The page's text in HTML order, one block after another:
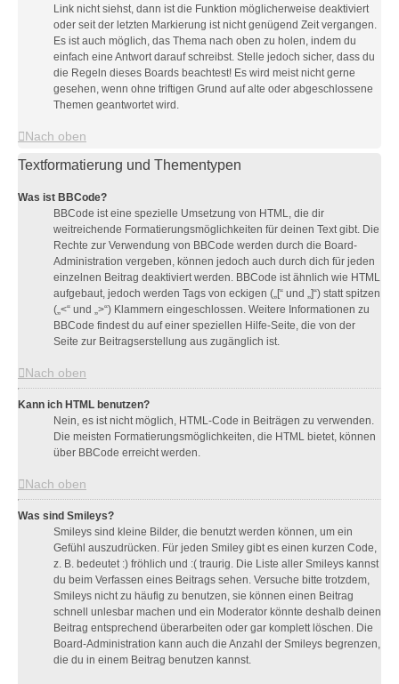
Link nicht siehst, dann ist die Funktion möglicherweise deaktiviert
oder seit der letzten Markierung ist nicht genügend Zeit vergangen.
Es ist auch möglich, das Thema nach oben zu holen, indem du
einfach eine Antwort darauf schreibst. Stelle jedoch sicher, dass du
die Regeln dieses Boards beachtest! Es wird meist nicht gerne
gesehen, wenn ohne triftigen Grund auf alte oder abgeschlossene
Themen geantwortet wird.
Nach oben
Textformatierung und Thementypen
Was ist BBCode?
BBCode ist eine spezielle Umsetzung von HTML, die dir
weitreichende Formatierungsmöglichkeiten für deinen Text gibt. Die
Rechte zur Verwendung von BBCode werden durch die Board-
Administration vergeben, können jedoch auch durch dich für jeden
einzelnen Beitrag deaktiviert werden. BBCode ist ähnlich wie HTML
aufgebaut, jedoch werden Tags von eckigen („[“ und „]“) statt spitzen
(„<“ und „>“) Klammern eingeschlossen. Weitere Informationen zu
BBCode findest du auf einer speziellen Hilfe-Seite, die von der
Seite zur Beitragserstellung aus zugänglich ist.
Nach oben
Kann ich HTML benutzen?
Nein, es ist nicht möglich, HTML-Code in Beiträgen zu verwenden.
Die meisten Formatierungsmöglichkeiten, die HTML bietet, können
über BBCode erreicht werden.
Nach oben
Was sind Smileys?
Smileys sind kleine Bilder, die benutzt werden können, um ein
Gefühl auszudrücken. Für jeden Smiley gibt es einen kurzen Code,
z. B. bedeutet :) fröhlich und :( traurig. Die Liste aller Smileys kannst
du beim Verfassen eines Beitrags sehen. Versuche bitte trotzdem,
Smileys nicht zu häufig zu benutzen, sie können einen Beitrag
schnell unlesbar machen und ein Moderator könnte deshalb deinen
Beitrag entsprechend überarbeiten oder gar komplett löschen. Die
Board-Administration kann auch die Anzahl der Smileys begrenzen,
die du in einem Beitrag benutzen kannst.